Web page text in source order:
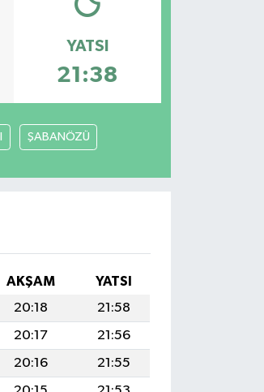
YATSI
21:38
ŞABANÖZÜ
AKŞAM
YATSI
20:18
21:58
20:17
21:56
20:16
21:55